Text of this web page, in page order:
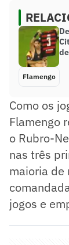
Flamengo
Como os
Flamengo
o Rubro-
nas três
maioria de
jogos e